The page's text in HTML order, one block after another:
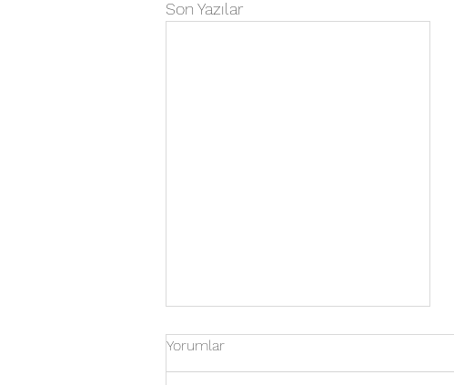
Son Yazılar
Yorumlar